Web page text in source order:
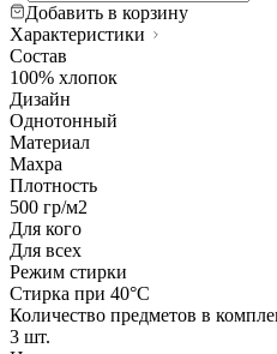
Добавить в корзину
Характеристики
Состав
100% хлопок
Дизайн
Однотонный
Материал
Махра
Плотность
500 гр/м2
Для кого
Для всех
Режим стирки
Стирка при 40°С
Количество предметов в
3 шт.